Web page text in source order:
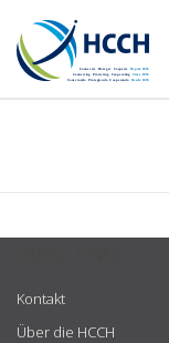
Kontakt
Über die HCCH